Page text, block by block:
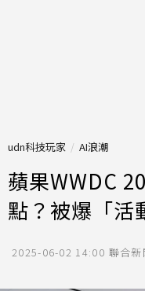
udn科技玩家 AI浪潮
蘋果WWDC
點？被爆「活
2025-06-02 14:00 聯合